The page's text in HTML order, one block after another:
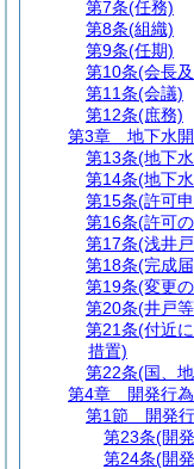
第7条(任務)
第8条(組織)
第9条(任期)
第10条(会長
第11条(会議)
第12条(庶務)
第3章
地下水
第13条(地下
第14条(地下
第15条(許可
第16条(許可
第17条(浅井
第18条(完成
第19条(変更
第20条(井戸
第21条(付近
措置)
第22条(国、
第4章
開発行
第1節
開発
第23条(開
第24条(開